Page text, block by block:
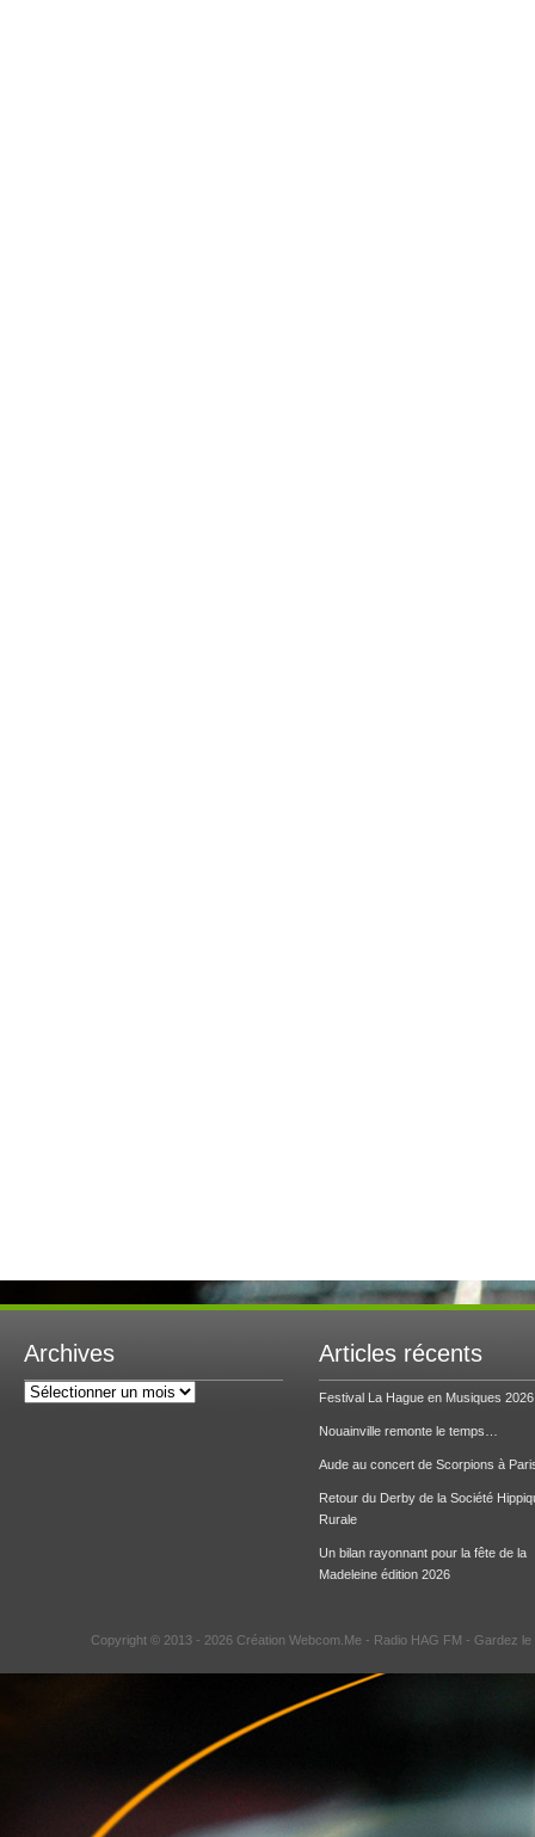
Archives
Archives
Articles récents
Festival La Hague en Musiques 2026
Nouainville remonte le temps…
Aude au concert de Scorpions à
Retour du Derby de la Société
Rurale
Un bilan rayonnant pour la fête de la
Madeleine édition 2026
Copyright © 2013 - 2026 Création Webcom.Me - Radio HAG FM - Gardez le